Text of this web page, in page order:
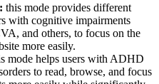
this mode provides different
with cognitive impairments
and others, to focus on the
more easily.
mode helps users with ADHD
to read, browse, and focus